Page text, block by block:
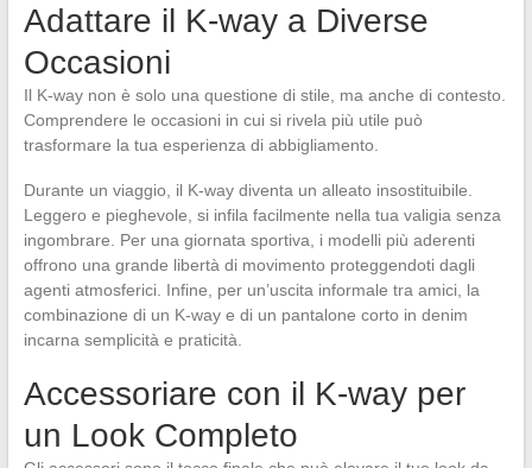
Adattare il K-way a Diverse
Occasioni
Il K-way non è solo una questione di stile, ma anche di contesto.
Comprendere le occasioni in cui si rivela più utile può
trasformare la tua esperienza di abbigliamento.
Durante un viaggio, il K-way diventa un alleato insostituibile.
Leggero e pieghevole, si infila facilmente nella tua valigia senza
ingombrare. Per una giornata sportiva, i modelli più aderenti
offrono una grande libertà di movimento proteggendoti dagli
agenti atmosferici. Infine, per un’uscita informale tra amici, la
combinazione di un K-way e di un pantalone corto in denim
incarna semplicità e praticità.
Accessoriare con il K-way per
un Look Completo